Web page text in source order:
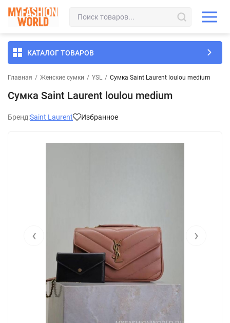
КАТАЛОГ ТОВАРОВ
Главная / Женские сумки / YSL / Сумка Saint Laurent loulou medium
Сумка Saint Laurent loulou medium
Бренд:Saint Laurent Избранное
‹ ›